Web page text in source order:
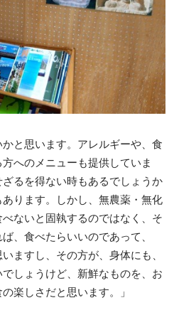
かと思います。アレルギーや、食
へのメニューも提供していま
るを得ない時もあるでしょうか
ります。しかし、無農薬・無化
ないと固執するのではなく、そ
、食べたらいいのであって、
ますし、その方が、身体にも、
しょうけど、新鮮なものを、お
楽しさだと思います。」